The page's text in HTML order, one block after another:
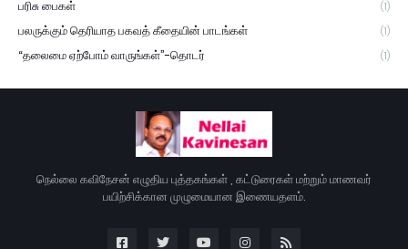
பரிசு பைகள் (1)
பலருக்கும் தெரியாத பகவத் கீதையின் பாடங்கள் (1)
“தலைமை ஏற்போம் வாருங்கள்”-தொடர் (1)
நெல்லை கவிநேசன் எழுதிய புத்தகங்கள் , கட்டுரைகள் மற்றும் மாணவர்
பயிற்சிக்கான முழுமையான இணையதளம்.